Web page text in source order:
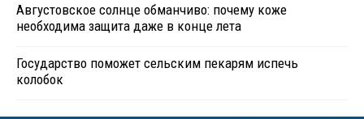
Августовское солнце обманчиво: почему коже
необходима защита даже в конце лета
Государство поможет сельским пекарям испечь
колобок